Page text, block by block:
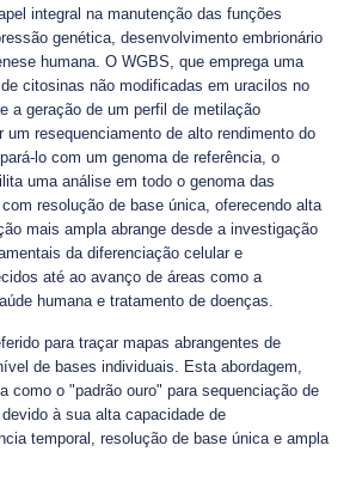
integral na manutenção das funções
genética, desenvolvimento embrionário
humana. O WGBS, que emprega uma
citosinas não modificadas em uracilos no
a geração de um perfil de metilação
um resequenciamento de alto rendimento do
lo com um genoma de referência, o
uma análise em todo o genoma das
resolução de base única, oferecendo alta
mais ampla abrange desde a investigação
da diferenciação celular e
até ao avanço de áreas como a
humana e tratamento de doenças.
para traçar mapas abrangentes de
de bases individuais. Esta abordagem,
como o "padrão ouro" para sequenciação de
à sua alta capacidade de
temporal, resolução de base única e ampla